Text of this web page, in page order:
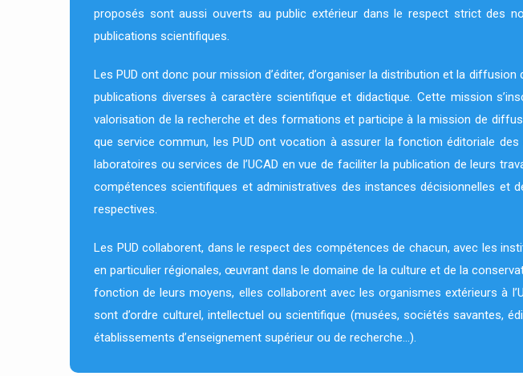
proposés sont aussi ouverts au public extérieur dans le respect strict des
publications scientifiques.
Les PUD ont donc pour mission d’éditer, d’organiser la distribution et la diffusion
publications diverses à caractère scientifique et didactique. Cette mission
valorisation de la recherche et des formations et participe à la mission de
que service commun, les PUD ont vocation à assurer la fonction éditoriale
laboratoires ou services de l’UCAD en vue de faciliter la publication de leurs
compétences scientifiques et administratives des instances décisionnelles et
respectives.
Les PUD collaborent, dans le respect des compétences de chacun, avec les
en particulier régionales, œuvrant dans le domaine de la culture et de la
fonction de leurs moyens, elles collaborent avec les organismes extérieurs à
sont d’ordre culturel, intellectuel ou scientifique (musées, sociétés savantes,
établissements d’enseignement supérieur ou de recherche…).